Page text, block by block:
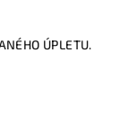
ÚPLETU.